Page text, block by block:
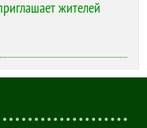
жителей